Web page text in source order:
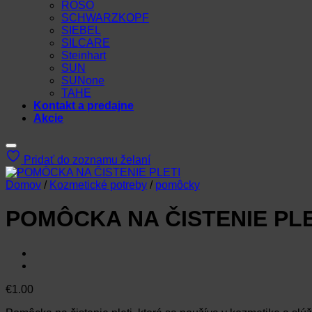
ROSO
SCHWARZKOPF
SIEBEL
SILCARE
Steinhart
SUN
SUNone
TAHE
Kontakt a predajne
Akcie
Pridať do zoznamu želaní
Domov / Kozmetické potreby / pomôcky
POMÔCKA NA ČISTENIE
€1.00